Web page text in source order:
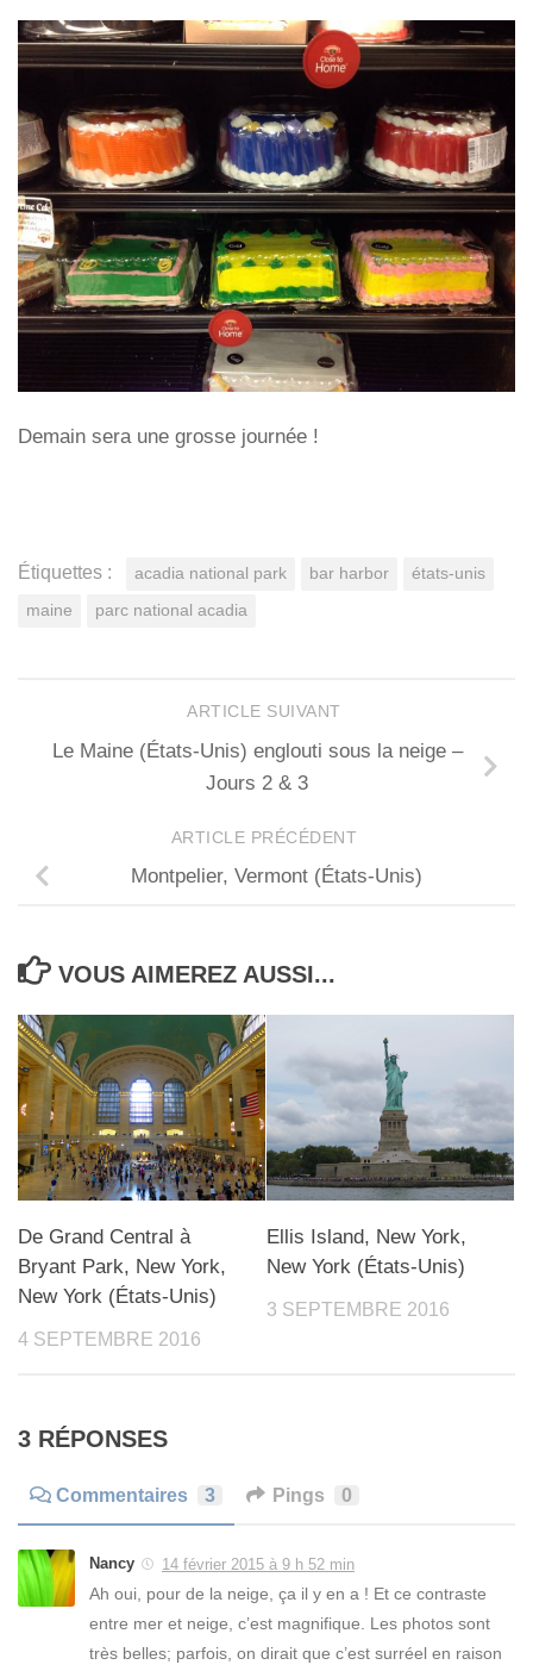
Demain sera une grosse journée !
Étiquettes : acadia national park bar harbor états-unis
maine parc national acadia
ARTICLE SUIVANT
Le Maine (États-Unis) englouti sous la neige –
Jours 2 & 3
ARTICLE PRÉCÉDENT
Montpelier, Vermont (États-Unis)
VOUS AIMEREZ AUSSI...
De Grand Central à
Bryant Park, New York,
New York (États-Unis)
4 SEPTEMBRE 2016
Ellis Island, New York,
New York (États-Unis)
3 SEPTEMBRE 2016
3 RÉPONSES
Commentaires 3 Pings 0
Nancy 14 février 2015 à 9 h 52 min
Ah oui, pour de la neige, ça il y en a ! Et ce contraste
entre mer et neige, c’est magnifique. Les photos sont
très belles; parfois, on dirait que c’est surréel en raison